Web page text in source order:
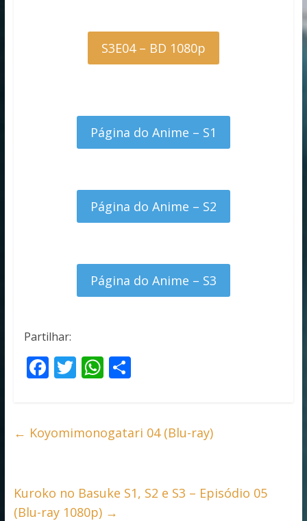
S3E04 – BD 1080p
Página do Anime – S1
Página do Anime – S2
Página do Anime – S3
Partilhar:
F
b
k
T
er
W
s
p
S
e
← Koyomimonogatari 04 (Blu-ray)
Kuroko no Basuke S1, S2 e S3 – Episódio 05
(Blu-ray 1080p) →